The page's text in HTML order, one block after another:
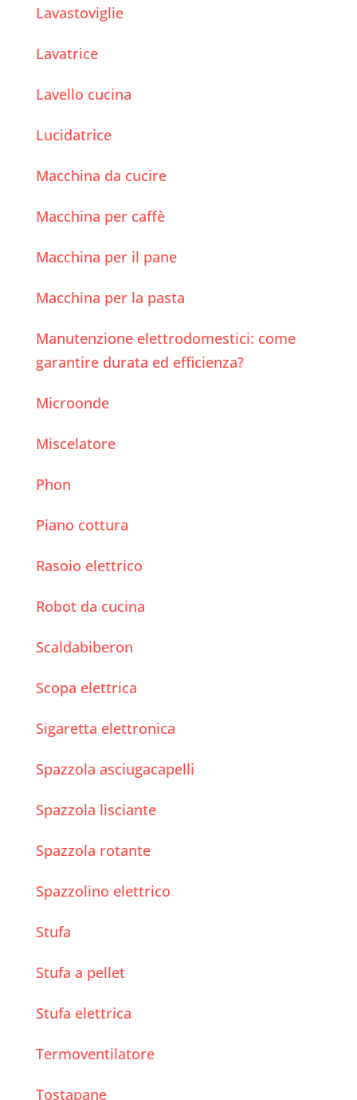
Lavastoviglie
Lavatrice
Lavello cucina
Lucidatrice
Macchina da cucire
Macchina per caffè
Macchina per il pane
Macchina per la pasta
Manutenzione elettrodomestici: come
garantire durata ed efficienza?
Microonde
Miscelatore
Phon
Piano cottura
Rasoio elettrico
Robot da cucina
Scaldabiberon
Scopa elettrica
Sigaretta elettronica
Spazzola asciugacapelli
Spazzola lisciante
Spazzola rotante
Spazzolino elettrico
Stufa
Stufa a pellet
Stufa elettrica
Termoventilatore
Tostapane